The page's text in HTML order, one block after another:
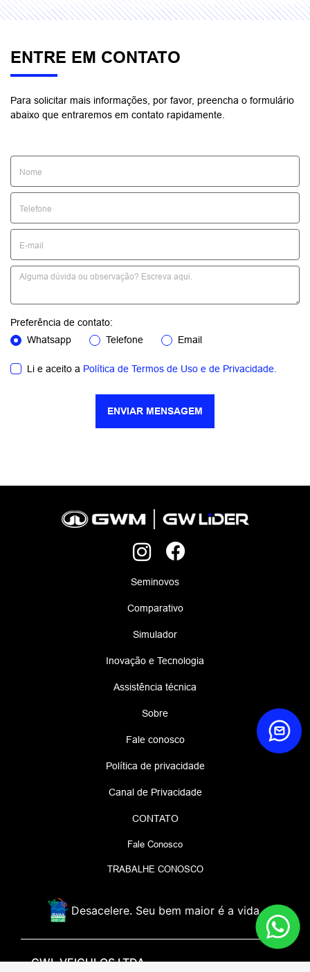
ENTRE EM CONTATO
Para solicitar mais informações, por favor, preencha o formulário
abaixo que entraremos em contato rapidamente.
Preferência de contato:
Whatsapp
Telefone Email
Li e aceito a Política de Termos de Uso e de Privacidade.
ENVIAR MENSAGEM
Seminovos
Comparativo
Simulador
Inovação e Tecnologia
Assistência técnica
Sobre
Fale conosco
Política de privacidade
Canal de Privacidade
CONTATO
Fale Conosco
TRABALHE CONOSCO
Desacelere. Seu bem maior é a vida.
GWL VEICULOS LTDA